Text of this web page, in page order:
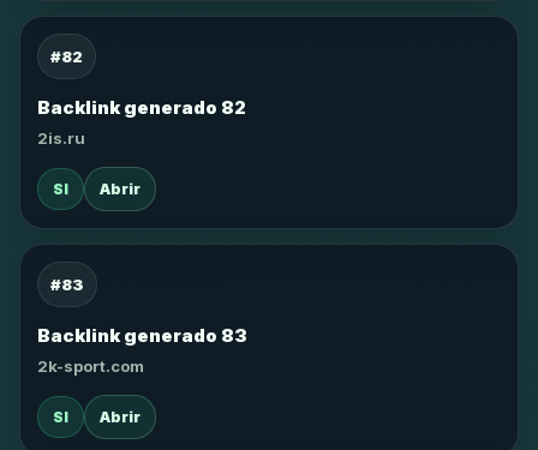
#82
Backlink generado 82
2is.ru
SI Abrir
#83
Backlink generado 83
2k-sport.com
SI Abrir